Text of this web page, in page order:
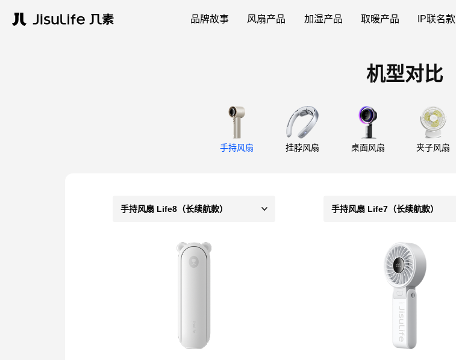
品牌故事 风扇产品 加湿产品 取暖产品 IP联名款
机型对比
手持风扇 挂脖风扇 桌面风扇 夹子风扇
手持风扇 Life8（长续航款） 手持风扇 Life7（长续航款）